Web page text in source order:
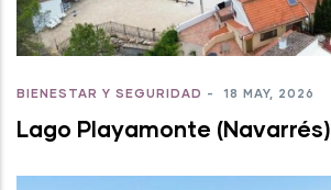
BIENESTAR Y SEGURIDAD - 18 MAY, 2026
Lago Playamonte (Navarrés)